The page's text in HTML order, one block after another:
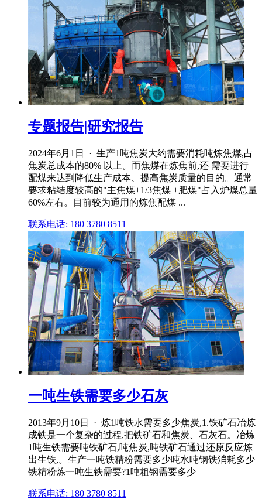
专题报告|研究报告
2024年6月1日 · 生产1吨焦炭大约需要消耗吨炼焦煤,占
焦炭总成本的80% 以上。而焦煤在炼焦前,还 需要进行
配煤来达到降低生产成本、提高焦炭质量的目的。通常
要求粘结度较高的"主焦煤+1/3焦煤 +肥煤"占入炉煤总量
60%左右。目前较为通用的炼焦配煤 ...
联系电话: 180 3780 8511
一吨生铁需要多少石灰
2013年9月10日 · 炼1吨铁水需要多少焦炭,1.铁矿石冶炼
成铁是一个复杂的过程,把铁矿石和焦炭、石灰石。冶炼
1吨生铁需要吨铁矿石,吨焦炭,吨铁矿石通过还原反应炼
出生铁,。生产一吨铁精粉需要多少吨水吨钢铁消耗多少
铁精粉炼一吨生铁需要?1吨粗钢需要多少
联系电话: 180 3780 8511